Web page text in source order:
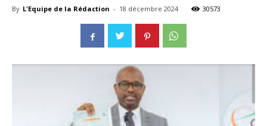
By L'Equipe de la Rédaction - 18 décembre 2024 30573